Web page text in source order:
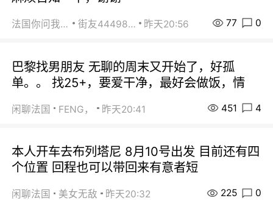
法国你问我答 街友44498484 昨天20:56 77 0
巴黎找男朋友 无聊的周末又开始了，好孤
单。。 找25+，要爱干净，最好会做饭，情
闲聊法国 FENG， 昨天20:41 451 4
本人开车去布列塔尼 8月10号出发 目前还有四
个位置 回程也可以带回来有意者短
闲聊法国 美女无敌 昨天20:32 225 0